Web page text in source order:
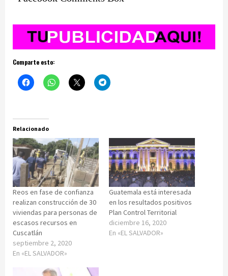
Comparte esto:
Relacionado
Reos en fase de confianza
realizan construcción de 30
viviendas para personas de
escasos recursos en
Cuscatlán
septiembre 2, 2020
En «EL SALVADOR»
Guatemala está interesada
en los resultados positivos
Plan Control Territorial
diciembre 16, 2020
En «EL SALVADOR»